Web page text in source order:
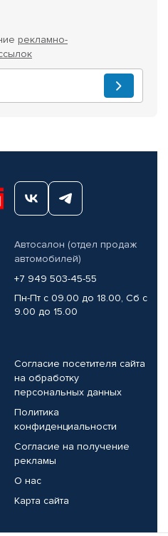
рекламно-
Автосалон (отдел продаж
автомобилей)
+7 949 503-45-55
Пн-Пт с 09.00 до 18.00, Сб с
9.00 до 15.00
Согласие посетителя сайта
на обработку
персональных данных
Политика
конфиденциальности
Согласие на получение
рекламы
О нас
Карта сайта